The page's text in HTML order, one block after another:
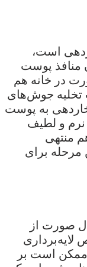
است،
منافذ پوست
در خانه هم
تخلیه جوش‌های
به پوست
نرم و لطیف
منتهی
برای
صورت از
ممکن است بر